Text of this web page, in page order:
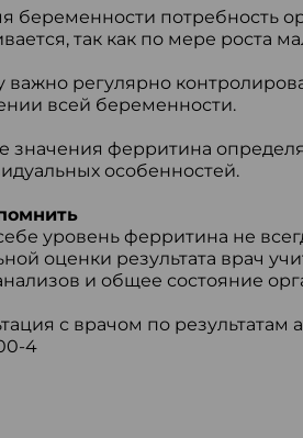
беременности потребность
так как по мере роста
важно регулярно
всей беременности.
значения ферритина
особенностей.
уровень ферритина не
оценки результата врач
и общее состояние
с врачом по результатам
4